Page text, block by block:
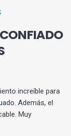
increíble para
Además, el
Muy